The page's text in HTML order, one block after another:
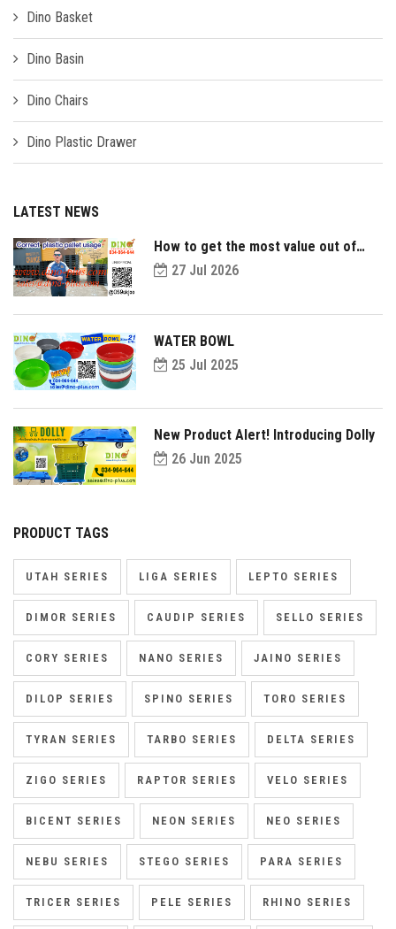
Dino Basket
Dino Basin
Dino Chairs
Dino Plastic Drawer
LATEST NEWS
How to get the most value out of
your plastic pallets and make them
last longer?
27 Jul 2026
WATER BOWL
25 Jul 2025
New Product Alert! Introducing Dolly
26 Jun 2025
PRODUCT TAGS
UTAH SERIES LIGA SERIES LEPTO SERIES
DIMOR SERIES CAUDIP SERIES SELLO SERIES
CORY SERIES NANO SERIES JAINO SERIES
DILOP SERIES SPINO SERIES TORO SERIES
TYRAN SERIES TARBO SERIES DELTA SERIES
ZIGO SERIES RAPTOR SERIES VELO SERIES
BICENT SERIES NEON SERIES NEO SERIES
NEBU SERIES STEGO SERIES PARA SERIES
TRICER SERIES PELE SERIES RHINO SERIES